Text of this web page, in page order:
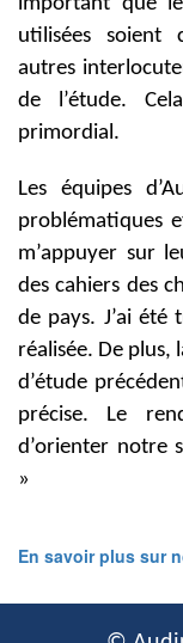
utilisées soient
autres
de l’étude.
primordial.
Les équipes
problématiques
m’appuyer sur
des cahiers des
de pays. J’ai été
réalisée. De plus,
d’étude
précise. Le
d’orienter notre
»
En savoir plus sur